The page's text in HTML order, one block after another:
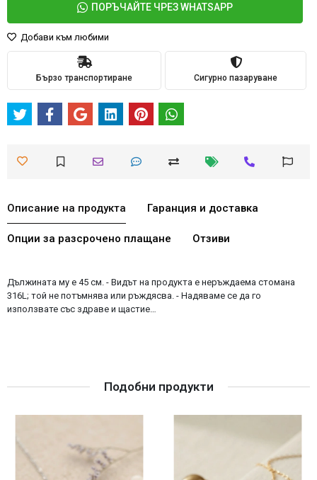
ПОРЪЧАЙТЕ ЧРЕЗ WHATSAPP
Добави към любими
Бързо транспортиране Сигурно пазаруване
Описание на продукта Гаранция и доставка
Опции за разсрочено плащане Отзиви
Дължината му е 45 см. - Видът на продукта е неръждаема стомана
316L; той не потъмнява или ръждясва. - Надяваме се да го
използвате със здраве и щастие…
Подобни продукти